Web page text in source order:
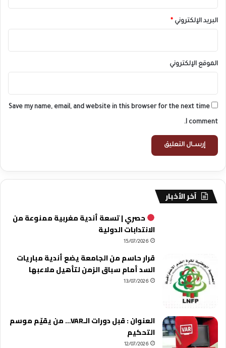
البريد الإلكتروني *
الموقع الإلكتروني
Save my name, email, and website in this browser for the next time
I comment.
آخر الأخبار
حصري | تسعة أندية مغربية ممنوعة من
الانتدابات الدولية
15/07/2026
قرار حاسم من الجامعة يضع أندية مباريات
السد أمام سباق الزمن لتأهيل ملاعبها
13/07/2026
العنوان : قبل دورات الـVAR… من يقيّم موسم
التحكيم
12/07/2026